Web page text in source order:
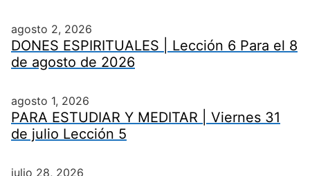
agosto 2, 2026
DONES ESPIRITUALES | Lección 6 Para el 8
de agosto de 2026
agosto 1, 2026
PARA ESTUDIAR Y MEDITAR | Viernes 31
de julio Lección 5
julio 28, 2026